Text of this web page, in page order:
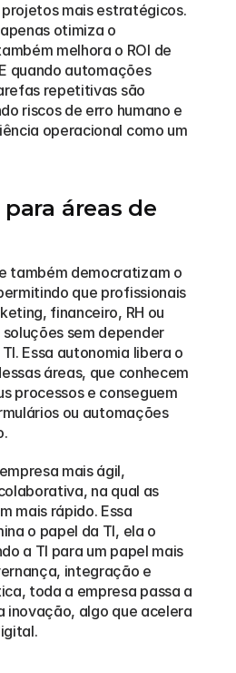
mais estratégicos.
otimiza o
melhora o ROI de
quando automações
repetitivas são
riscos de erro humano e
operacional como um
áreas de
também democratizam o
que profissionais
financeiro, RH ou
sem depender
Essa autonomia libera o
áreas, que conhecem
processos e conseguem
ou automações
mais ágil,
na qual as
mais rápido. Essa
o papel da TI, ela o
a TI para um papel mais
integração e
toda a empresa passa a
inovação, algo que acelera